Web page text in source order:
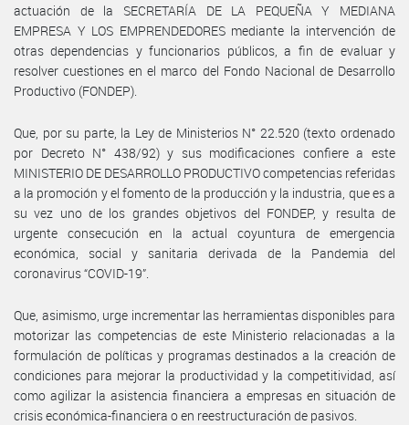
actuación de la SECRETARÍA DE LA PEQUEÑA Y MEDIANA
EMPRESA Y LOS EMPRENDEDORES mediante la intervención de
otras dependencias y funcionarios públicos, a fin de evaluar y
resolver cuestiones en el marco del Fondo Nacional de Desarrollo
Productivo (FONDEP).
Que, por su parte, la Ley de Ministerios N° 22.520 (texto ordenado
por Decreto N° 438/92) y sus modificaciones confiere a este
MINISTERIO DE DESARROLLO PRODUCTIVO competencias referidas
a la promoción y el fomento de la producción y la industria, que es a
su vez uno de los grandes objetivos del FONDEP, y resulta de
urgente consecución en la actual coyuntura de emergencia
económica, social y sanitaria derivada de la Pandemia del
coronavirus “COVID-19”.
Que, asimismo, urge incrementar las herramientas disponibles para
motorizar las competencias de este Ministerio relacionadas a la
formulación de políticas y programas destinados a la creación de
condiciones para mejorar la productividad y la competitividad, así
como agilizar la asistencia financiera a empresas en situación de
crisis económica-financiera o en reestructuración de pasivos.